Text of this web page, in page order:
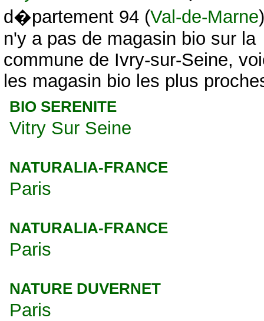
d�partement 94 (Val-de-Marne
n'y a pas de magasin bio sur la
commune de Ivry-sur-Seine,
les magasin bio les plus
BIO SERENITE
Vitry Sur Seine
NATURALIA-FRANCE
Paris
NATURALIA-FRANCE
Paris
NATURE DUVERNET
Paris